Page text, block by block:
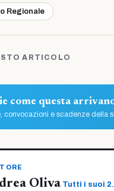
Regionale
ARTICOLO
come questa
convocazioni e scadenze della
Oliva Tutti i suoi